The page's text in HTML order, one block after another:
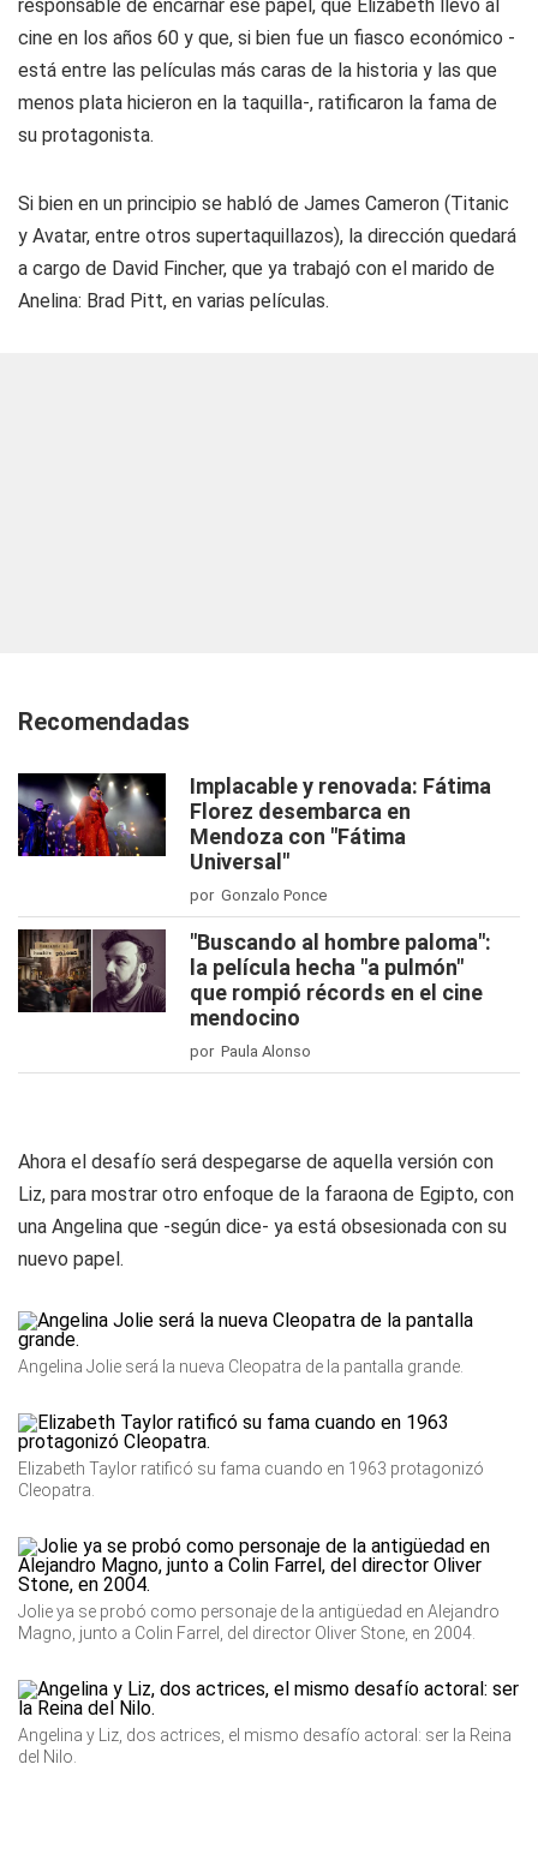
responsable de encarnar ese papel, que Elizabeth llevó al
cine en los años 60 y que, si bien fue un fiasco económico -
está entre las películas más caras de la historia y las que
menos plata hicieron en la taquilla-, ratificaron la fama de
su protagonista.
Si bien en un principio se habló de James Cameron (Titanic
y Avatar, entre otros supertaquillazos), la dirección quedará
a cargo de David Fincher, que ya trabajó con el marido de
Anelina: Brad Pitt, en varias películas.
Recomendadas
Implacable y renovada: Fátima
Florez desembarca en
Mendoza con "Fátima
Universal"
por Gonzalo Ponce
"Buscando al hombre paloma":
la película hecha "a pulmón"
que rompió récords en el cine
mendocino
por Paula Alonso
Ahora el desafío será despegarse de aquella versión con
Liz, para mostrar otro enfoque de la faraona de Egipto, con
una Angelina que -según dice- ya está obsesionada con su
nuevo papel.
Angelina Jolie será la nueva Cleopatra de la pantalla grande.
Elizabeth Taylor ratificó su fama cuando en 1963 protagonizó
Cleopatra.
Jolie ya se probó como personaje de la antigüedad en Alejandro
Magno, junto a Colin Farrel, del director Oliver Stone, en 2004.
Angelina y Liz, dos actrices, el mismo desafío actoral: ser la Reina
del Nilo.